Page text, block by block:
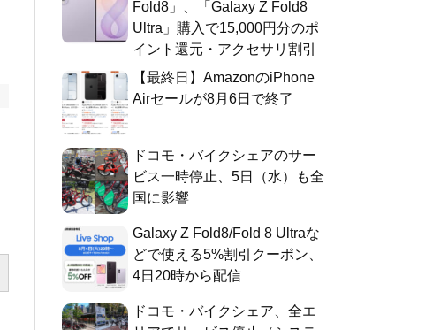
Fold8」、「Galaxy Z Fold8
Ultra」購入で15,000円分のポ
イント還元・アクセサリ割引
【最終日】AmazonのiPhone
Airセールが8月6日で終了
ドコモ・バイクシェアのサー
ビス一時停止、5日（水）も全
国に影響
Galaxy Z Fold8/Fold 8 Ultraな
どで使える5%割引クーポン、
4日20時から配信
ドコモ・バイクシェア、全エ